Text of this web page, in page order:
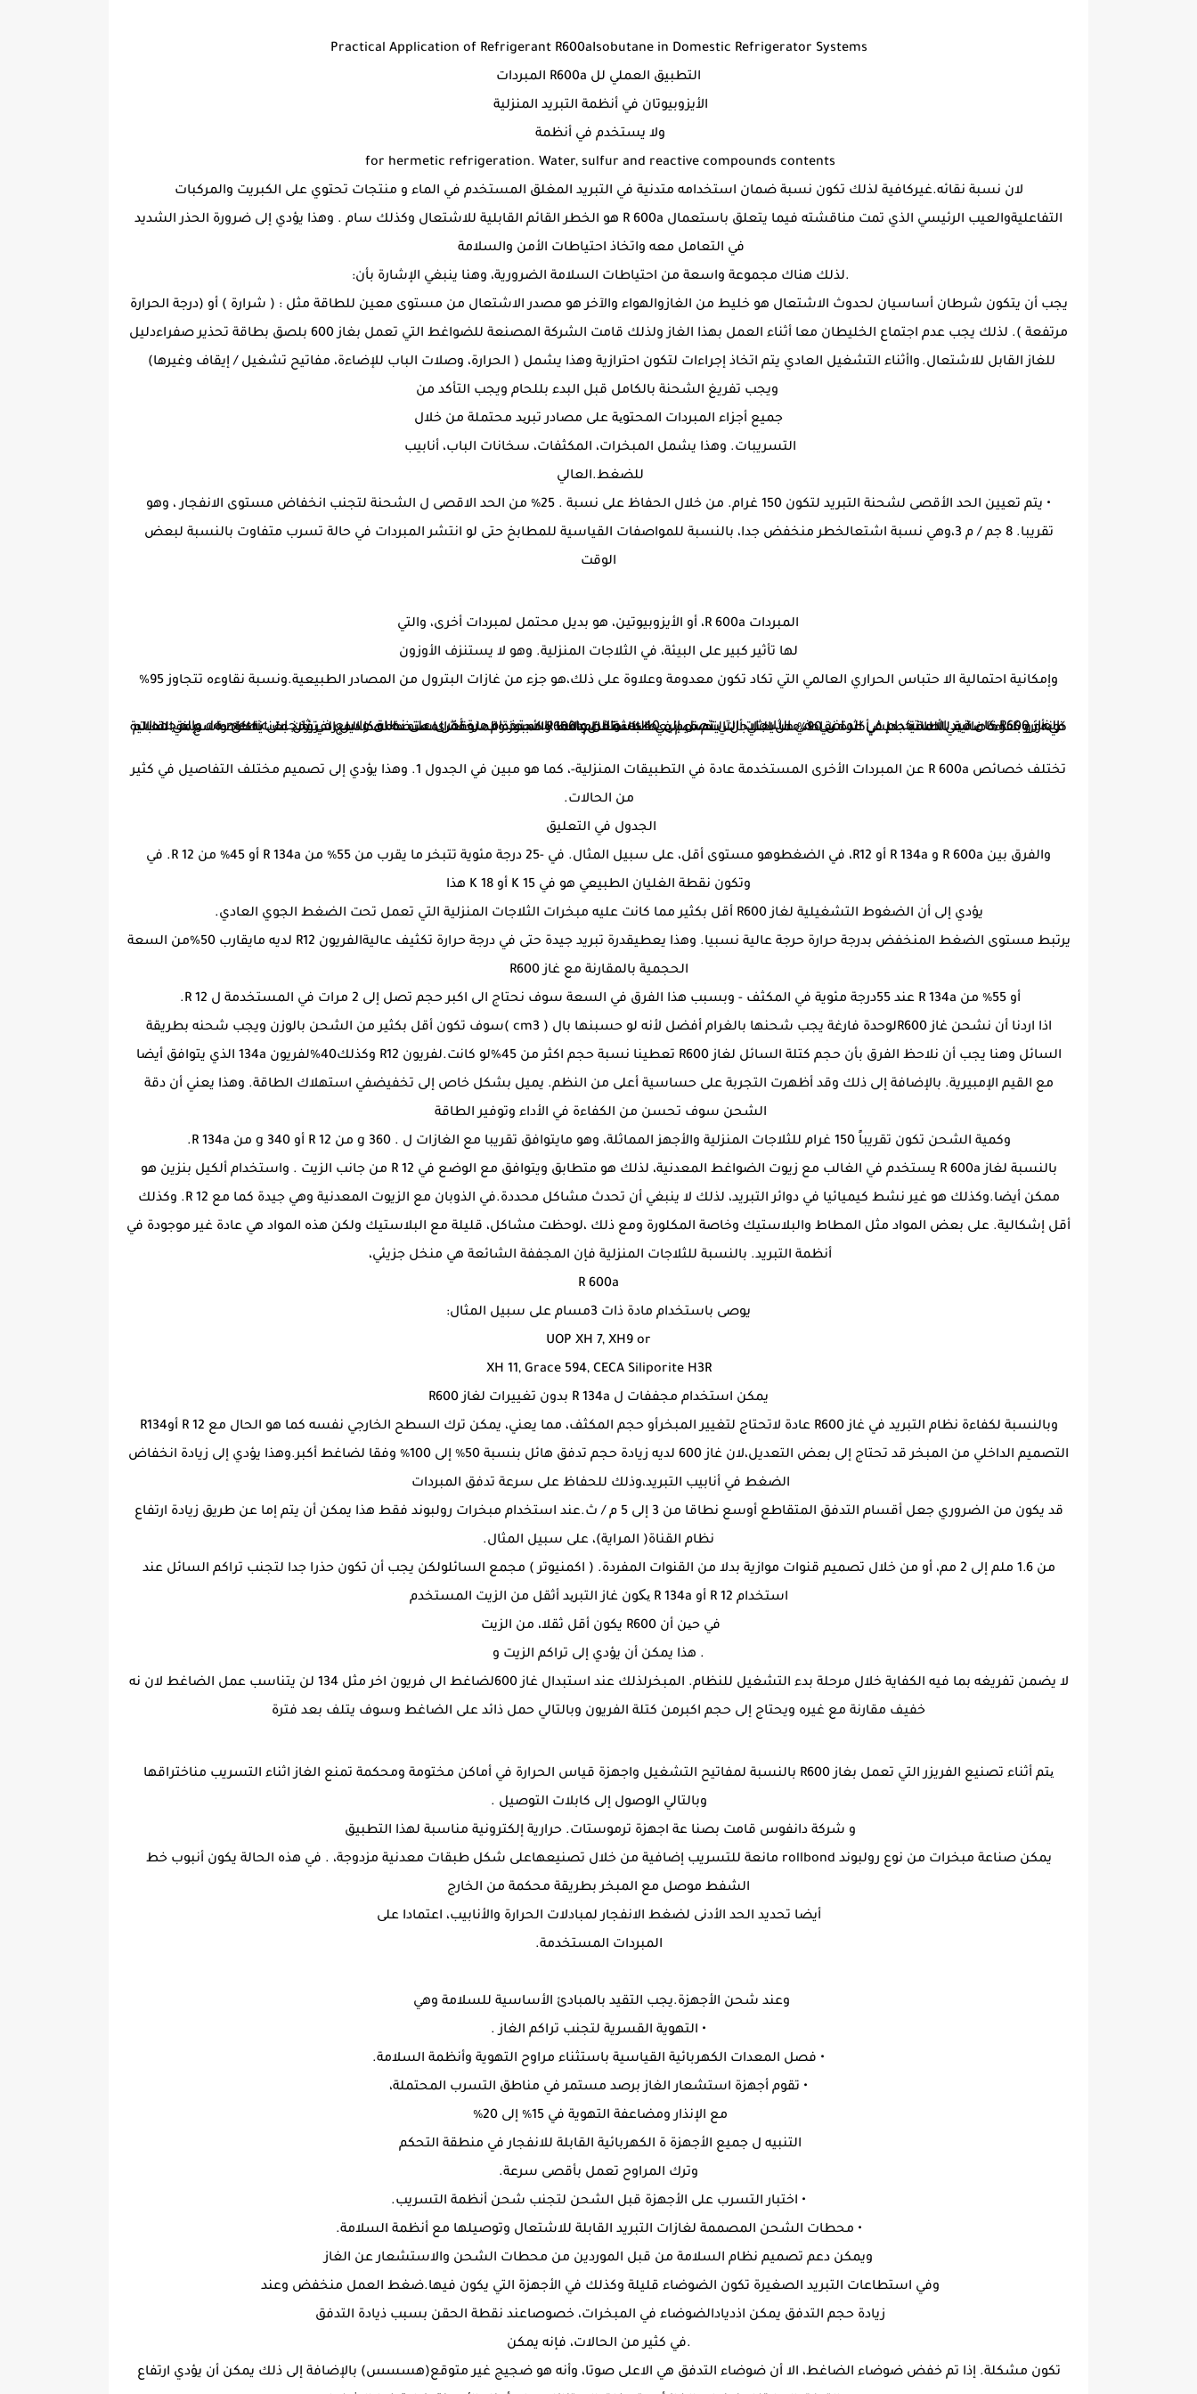
Practical Application of Refrigerant R600aIsobutane in Domestic Refrigerator Systems
التطبيق العملي لل R600a المبردات
الأيزوبيوتان في أنظمة التبريد المنزلية
ولا يستخدم في أنظمة
for hermetic refrigeration. Water, sulfur and reactive compounds contents
لان نسبة نقائه.غيركافية لذلك تكون نسبة ضمان استخدامه متدنية في التبريد المغلق المستخدم في الماء و منتجات تحتوي على الكبريت والمركبات
التفاعليةوالعيب الرئيسي الذي تمت مناقشته فيما يتعلق باستعمال R 600a هو الخطر القائم القابلية للاشتعال وكذلك سام . وهذا يؤدي إلى ضرورة الحذر الشديد
في التعامل معه واتخاذ احتياطات الأمن والسلامة
.لذلك هناك مجموعة واسعة من احتياطات السلامة الضرورية، وهنا ينبغي الإشارة بأن:
يجب أن يتكون شرطان أساسيان لحدوث الاشتعال هو خليط من الغازوالهواء والآخر هو مصدر الاشتعال من مستوى معين للطاقة مثل : ( شرارة ) أو (درجة الحرارة
مرتفعة ). لذلك يجب عدم اجتماع الخليطان معا أثناء العمل بهذا الغاز ولذلك قامت الشركة المصنعة للضواغط التي تعمل بغاز 600 بلصق بطاقة تحذير صفراءدليل
للغاز القابل للاشتعال.
جميع أجزاء المبردات المحتویة على مصادر تبرید محتملة من خلال
التسريبات. وهذا يشمل المبخرات، المكثفات، سخانات الباب، أنابيب
للضغط.العالي
• يتم تعيين الحد الأقصى لشحنة التبريد لتكون 150 غرام. من خلال الحفاظ على نسبة . 25٪ من الحد الاقصى ل الشحنة لتجنب انخفاض مستوى الانفجار ، وهو
تقريبا. 8 جم / م 3،وهي نسبة اشتعالخطر منخفض جدا، بالنسبة للمواصفات القياسية للمطابخ حتى لو انتشر المبردات في حالة تسرب متفاوت بالنسبة لبعض
الوقت
المبردات R 600a، أو الأيزوبيوتين، هو بديل محتمل لمبردات أخرى، والتي
لها تأثير كبير على البيئة، في الثلاجات المنزلية. وهو لا يستنزف الأوزون
وإمكانية احتمالية الا حتباس الحراري العالمي التي تكاد تكون معدومة وعلاوة على ذلك،هو جزء من غازات البترول من المصادر الطبيعية.ونسبة نقاوءه تتجاوز 95%
الغاز R600 كان قيد الاستخدام في الماضي، في الثلاجات التي تصل إلى 40'es، والآن عادت للاستخدام مرة أخرى على نطاق واسع في ثلاجات do-mestic والمجمدات في أوروبا، وخاصة في ألمانيا، حيث أكثر من 90٪ من الثلاجات يتم تصنيعها باستخدامR600a كمبرد.وقد نوقش استخدامه كبديل الفريون على نطاق واسع في العالم كونه ذو كفاءة عالية للطاقة جدا في عدة نقاط، مما يعني أن التصميم في صناعة الضواغط والأجهزة الملحقة المعتمدة لهذا المبرد. تؤخذ بعناية خاصة سيمة القابلية للاشتعال دائما
تختلف خصائص R 600a عن المبردات الأخرى المستخدمة عادة في التطبيقات المنزلية-، كما هو مبين في الجدول 1. وهذا يؤدي إلى تصميم مختلف التفاصيل في كثير
من الحالات.
الجدول في التعليق
والفرق بين R 600a و R 134a أو R12، في الضغطوهو مستوى أقل، على سبيل المثال. في -25 درجة مئوية تتبخر ما يقرب من 55٪ من R 134a أو 45٪ من R 12. في
وتكون نقطة الغليان الطبيعي هو في 15 K أو 18 K هذا
يؤدي إلى أن الضغوط التشغيلية لغاز R600 أقل بكثير مما كانت عليه مبخرات الثلاجات المنزلية التي تعمل تحت الضغط الجوي العادي.
يرتبط مستوى الضغط المنخفض بدرجة حرارة حرجة عالية نسبيا. وهذا يعطيقدرة تبريد جيدة حتى في درجة حرارة تكثيف عاليةالفريون R12 لديه مايقارب 50%من السعة
الحجمية بالمقارنة مع غاز R600
أو 55٪ من R 134a عند 55درجة مئوية في المكثف - وبسبب هذا الفرق في السعة سوف نحتاج الى اكبر حجم تصل إلى 2 مرات في المستخدمة ل R 12.
اذا اردنا أن نشحن غاز R600لوحدة فارغة يجب شحنها بالغرام أفضل لأنه لو حسبنها بال ( cm3 )سوف تكون أقل بكثير من الشحن بالوزن ويجب شحنه بطريقة
السائل وهنا يجب أن نلاحظ الفرق بأن حجم كتلة السائل لغاز R600 تعطينا نسبة حجم اكثر من 45%لو كانت.لفريون R12 وكذلك40%لفريون 134a الذي يتوافق أيضا
مع القيم الإمبيرية. بالإضافة إلى ذلك وقد أظهرت التجربة على حساسية أعلى من النظم. يميل بشكل خاص إلى تخفيضفي استهلاك الطاقة. وهذا يعني أن دقة
الشحن سوف تحسن من الكفاءة في الأداء وتوفير الطاقة
وكمية الشحن تكون تقريباً 150 غرام للثلاجات المنزلية والأجهز المماثلة، وهو مايتوافق تقريبا مع الغازات ل . 360 g من R 12 أو 340 g من R 134a.
بالنسبة لغاز R 600a يستخدم في الغالب مع زيوت الضواغط المعدنية، لذلك هو متطابق ويتوافق مع الوضع في R 12 من جانب الزيت . واستخدام ألكيل بنزين هو
ممكن أيضا.وكذلك هو غير نشط كيميائيا في دوائر التبريد، لذلك لا ينبغي أن تحدث مشاكل محددة.في الذوبان مع الزيوت المعدنية وهي جيدة كما مع R 12. وكذلك
أقل إشكالية. على بعض المواد مثل المطاط والبلاستيك وخاصة المكلورة ومع ذلك ،لوحظت مشاكل، قليلة مع البلاستيك ولكن هذه المواد هي عادة غير موجودة في
أنظمة التبريد. بالنسبة للثلاجات المنزلية فإن المجففة الشائعة هي منخل جزيئي،
R 600a
يوصى باستخدام مادة ذات 3مسام على سبيل المثال:
UOP XH 7, XH9 or
XH 11, Grace 594, CECA Siliporite H3R
يمكن استخدام مجففات ل R 134a بدون تغييرات لغاز R600
وبالنسبة لكفاءة نظام التبريد في غاز R600 عادة لاتحتاج لتغيير المبخرأو حجم المكثف، مما يعني، يمكن ترك السطح الخارجي نفسه كما هو الحال مع R 12 أوR134
التصميم الداخلي من المبخر قد تحتاج إلى بعض التعديل،لان غاز 600 لديه زيادة حجم تدفق هائل بنسبة 50٪ إلى 100٪ وفقا لضاغط أكبر.وهذا يؤدي إلى زيادة انخفاض
الضغط في أنابيب التبريد،وذلك للحفاظ على سرعة تدفق المبردات
قد يكون من الضروري جعل أقسام التدفق المتقاطع أوسع نطاقا من 3 إلى 5 م / ث.عند استخدام مبخرات رولبوند فقط هذا يمكن أن يتم إما عن طريق زيادة ارتفاع
نظام القناة( المراية)، على سبيل المثال.
من 1.6 ملم إلى 2 مم، أو من خلال تصميم قنوات موازية بدلا من القنوات المفردة. ( اكمنيوتر ) مجمع السائلولكن يجب أن تكون حذرا جدا لتجنب تراكم السائل عند
استخدام R 12 أو R 134a یکون غاز التبرید أثقل من الزيت المستخدم
في حین أن R600 يكون أقل ثقلا، من الزيت
. هذا يمكن أن يؤدي إلى تراكم الزيت و
لا يضمن تفريغه بما فيه الكفاية خلال مرحلة بدء التشغيل للنظام. المبخرلذلك عند استبدال غاز 600لضاغط الى فريون اخر مثل 134 لن يتناسب عمل الضاغط لان نه
خفيف مقارنة مع غيره ويحتاج إلى حجم اكبرمن كتلة الفريون وبالتالي حمل ذائد على الضاغط وسوف يتلف بعد فترة
یتم أثناء تصنيع الفريزر التي تعمل بغاز R600 بالنسبة لمفاتيح التشغيل واجهزة قياس الحرارة في أماكن مختومة ومحكمة تمنع الغاز اثناء التسريب مناختراقها
وبالتالي الوصول إلى كابلات التوصيل .
و شركة دانفوس قامت بصنا عة اجهزة ترموستات. حرارية إلكترونية مناسبة لهذا التطبيق
يمكن صناعة مبخرات من نوع رولبوند rollbond مانعة للتسريب إضافية من خلال تصنيعهاعلى شكل طبقات معدنية مزدوجة، . في هذه الحالة يكون أنبوب خط
الشفط موصل مع المبخر بطريقة محكمة من الخارج
أيضا تحديد الحد الأدنى لضغط الانفجار لمبادلات الحرارة والأنابيب، اعتمادا على
المبردات المستخدمة.
وعند شحن الأجهزة.يجب التقيد بالمبادئ الأساسية للسلامة وهي
• التهوية القسرية لتجنب تراكم الغاز .
• فصل المعدات الكهربائية القياسية باستثناء مراوح التهوية وأنظمة السلامة.
• تقوم أجهزة استشعار الغاز برصد مستمر في مناطق التسرب المحتملة،
مع الإنذار ومضاعفة التهوية في 15٪ إلى 20٪
التنبيه ل جميع الأجهزة ة الكهربائية القابلة للانفجار في منطقة التحكم
وترك المراوح تعمل بأقصى سرعة.
• اختبار التسرب على الأجهزة قبل الشحن لتجنب شحن أنظمة التسريب.
• محطات الشحن المصممة لغازات التبريد القابلة للاشتعال وتوصيلها مع أنظمة السلامة.
ويمكن دعم تصميم نظام السلامة من قبل الموردين من محطات الشحن والاستشعار عن الغاز
وفي استطاعات التبريد الصغيرة تكون الضوضاء قليلة وكذلك في الأجهزة التي يكون فيها.ضغط العمل منخفض وعند
زيادة حجم التدفق يمكن اذديادالضوضاء في المبخرات، خصوصاعند نقطة الحقن بسبب ذيادة التدفق
.في كثير من الحالات، فإنه يمكن
تكون مشكلة. إذا تم خفض ضوضاء الضاغط، الا أن ضوضاء التدفق هي الاعلى صوتا، وأنه هو ضجيج غير متوقع(هسسس) بالإضافة إلى ذلك يمكن أن يؤدي ارتفاع